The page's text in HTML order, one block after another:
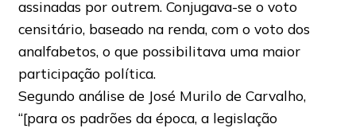
assinadas por outrem. Conjugava-se o voto
censitário, baseado na renda, com o voto dos
analfabetos, o que possibilitava uma maior
participação política.
Segundo análise de José Murilo de Carvalho,
“[para os padrões da época, a legislação